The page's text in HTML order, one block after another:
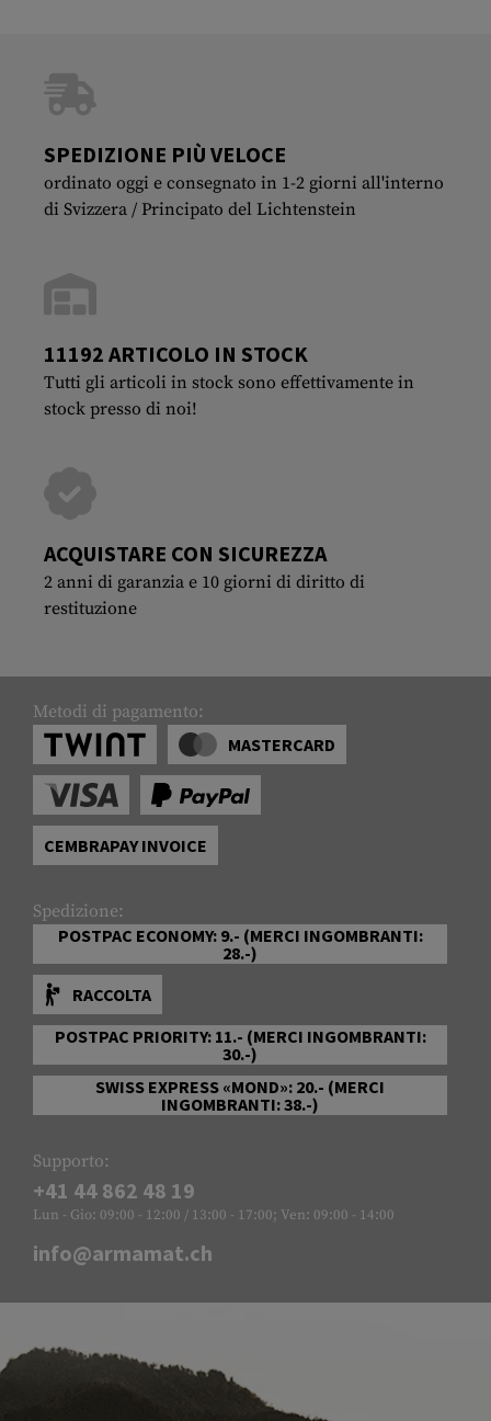
SPEDIZIONE PIÙ VELOCE
ordinato oggi e consegnato in 1-2 giorni all'interno
di Svizzera / Principato del Lichtenstein
11192 ARTICOLO IN STOCK
Tutti gli articoli in stock sono effettivamente in
stock presso di noi!
ACQUISTARE CON SICUREZZA
2 anni di garanzia e 10 giorni di diritto di
restituzione
Metodi di pagamento:
MASTERCARD
CEMBRAPAY INVOICE
Spedizione:
POSTPAC ECONOMY: 9.- (MERCI INGOMBRANTI:
28.-)
RACCOLTA
POSTPAC PRIORITY: 11.- (MERCI INGOMBRANTI:
30.-)
SWISS EXPRESS «MOND»: 20.- (MERCI
INGOMBRANTI: 38.-)
Supporto:
+41 44 862 48 19
Lun - Gio: 09:00 - 12:00 / 13:00 - 17:00; Ven: 09:00 - 14:00
info@armamat.ch